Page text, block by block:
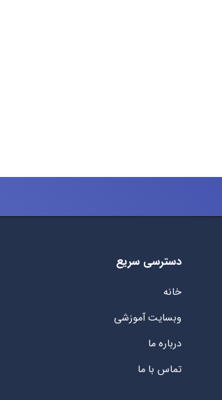
دسترسی سریع
خانه
وبسایت آموزشی
درباره ما
تماس با ما